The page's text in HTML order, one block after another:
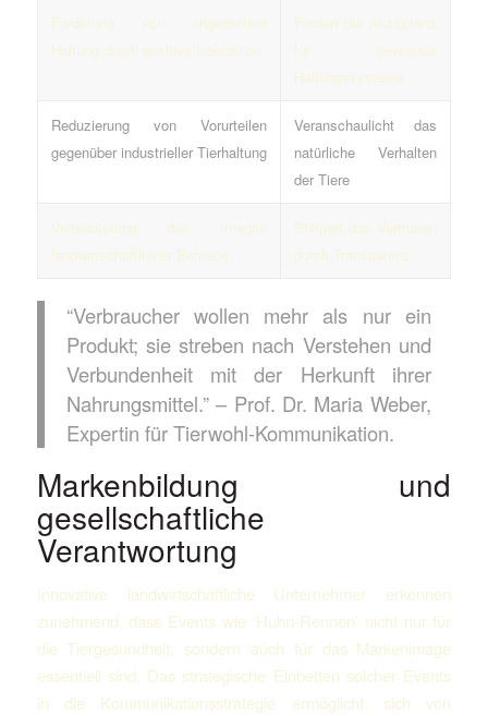
Förderung von artgerechter
Haltung durch positive Interaktion
Fördert die Akzeptanz
für bewusste
Haltungssysteme
Reduzierung von Vorurteilen
gegenüber industrieller Tierhaltung
Veranschaulicht das
natürliche Verhalten
der Tiere
Verbesserung des Images
landwirtschaftlicher Betriebe
Steigert das Vertrauen
durch Transparenz
“Verbraucher wollen mehr als nur ein
Produkt; sie streben nach Verstehen und
Verbundenheit mit der Herkunft ihrer
Nahrungsmittel.” – Prof. Dr. Maria Weber,
Expertin für Tierwohl-Kommunikation.
Markenbildung und
gesellschaftliche
Verantwortung
Innovative landwirtschaftliche Unternehmer erkennen
zunehmend, dass Events wie ‘Huhn-Rennen’ nicht nur für
die Tiergesundheit, sondern auch für das Markenimage
essentiell sind. Das strategische Einbetten solcher Events
in die Kommunikationsstrategie ermöglicht, sich von